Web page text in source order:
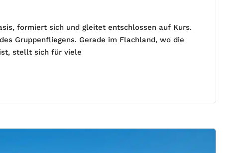
formiert sich und gleitet entschlossen auf Kurs.
Gruppenfliegens. Gerade im Flachland, wo die
stellt sich für viele